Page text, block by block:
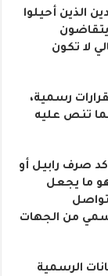
الذين أحيلوا
يتقاضون
لا تكون
رسمية،
تنص عليه
صرف رابيل أو
ما يجعل
رسمي من الجهات
الرسمية